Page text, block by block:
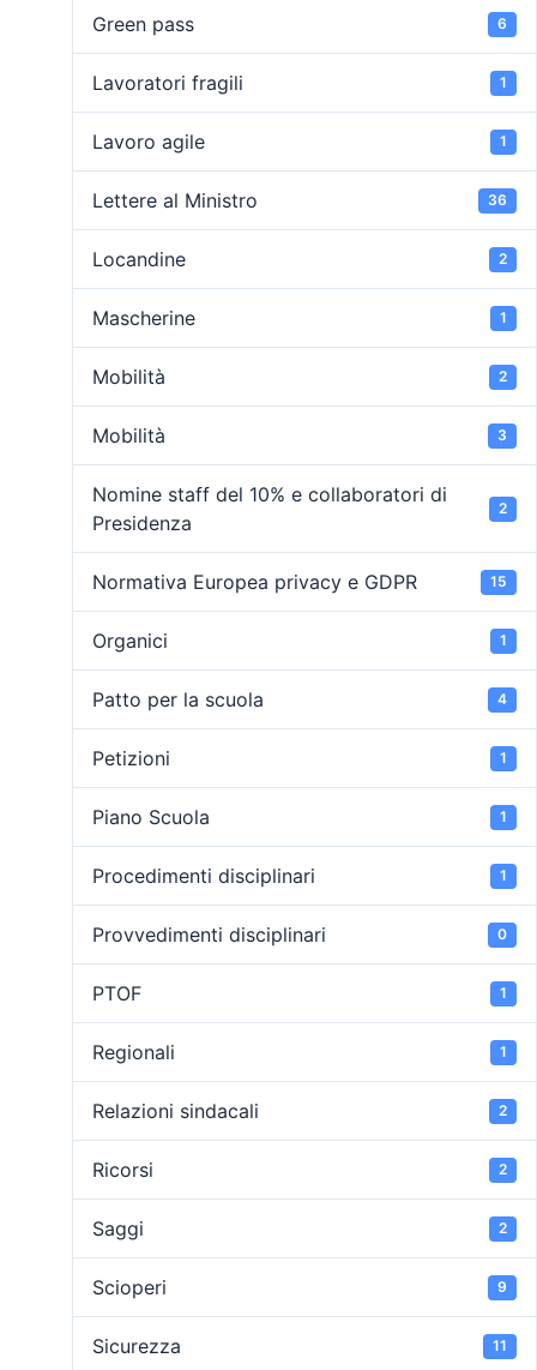
Green pass 6
Lavoratori fragili 1
Lavoro agile 1
Lettere al Ministro 36
Locandine 2
Mascherine 1
Mobilità 2
Mobilità 3
Nomine staff del 10% e collaboratori di
Presidenza
2
Normativa Europea privacy e GDPR 15
Organici 1
Patto per la scuola 4
Petizioni 1
Piano Scuola 1
Procedimenti disciplinari 1
Provvedimenti disciplinari 0
PTOF 1
Regionali 1
Relazioni sindacali 2
Ricorsi 2
Saggi 2
Scioperi 9
Sicurezza 11